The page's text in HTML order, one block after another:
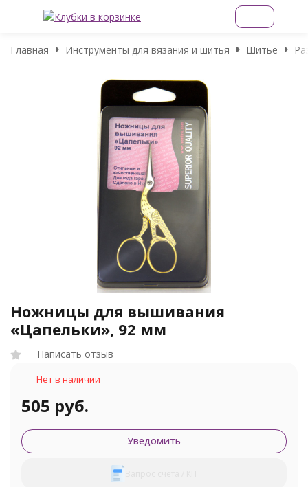
Главная Инструменты для вязания и шитья Шитье
Ножницы для вышивания
«Цапельки», 92 мм
Написать отзыв
Нет в наличии
505 руб.
Уведомить